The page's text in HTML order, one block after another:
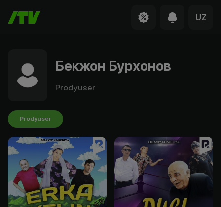
UZ
Бекжон Бурхонов
Prodyuser
Prodyuser